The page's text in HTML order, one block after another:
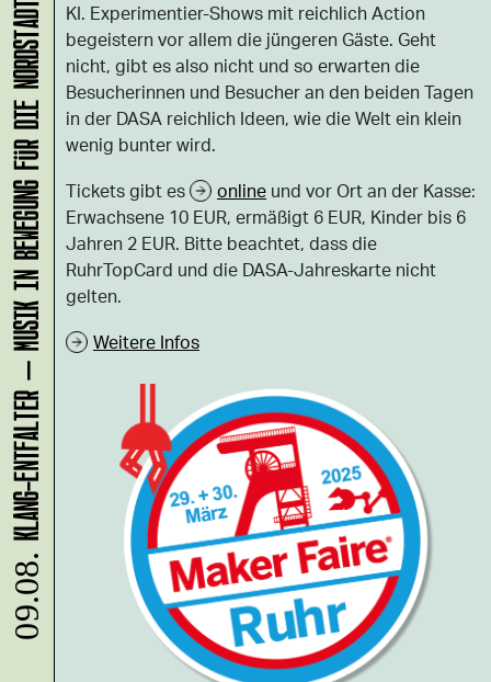
KI. Experimentier-Shows mit reichlich Action
begeistern vor allem die jüngeren Gäste. Geht
nicht, gibt es also nicht und so erwarten die
Besucherinnen und Besucher an den beiden Tagen
in der DASA reichlich Ideen, wie die Welt ein klein
wenig bunter wird.
Tickets gibt es
online und vor Ort an der Kasse:
Erwachsene 10 EUR, ermäßigt 6 EUR, Kinder bis 6
Jahren 2 EUR. Bitte beachtet, dass die
RuhrTopCard und die DASA-Jahreskarte nicht
gelten.
Weitere Infos
09.08.
KLANG-ENTFALTER – MUSIK IN BEWEGUNG FÜR DIE NORDSTADT